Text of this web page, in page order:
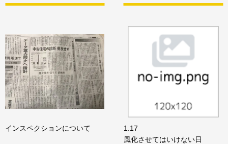
インスペクションについて
1.17
風化させてはいけない日